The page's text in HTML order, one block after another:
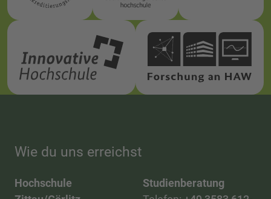
Wie du uns erreichst
Hochschule
Studienberatung